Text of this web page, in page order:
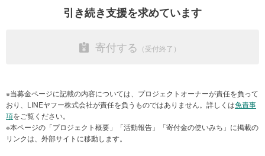
領収書に関するお問い合わせは、下記までご連絡ください。
メールアドレス：info@japanplatform.org
お問い合わせフォーム
寄付金の使い道
物資配布を行ってきました。最初は外傷患者が多かったのですが、
今は内科的な病気や地震のストレス・疲労による不調が増えてお
また、季節に対応した物資支援も行っています。例年よりも早く強
後、経済的な理由も相まって食料を受け取った方からは、「村では
食品の価格が高騰していて、買うことができません。今回のように
食べ物を支援してもらえるのは本当にありがたいです」といった言
葉も寄せられました。
引き続き支援を求めています
寄付する
※当募金ページに記載の内容については、プロジェクトオーナーが責任を負って
おり、LINEヤフー株式会社が責任を負うものではありません。詳しくは免責事
項をご覧ください。
※本ページの「プロジェクト概要」「活動報告」「寄付金の使いみち」に掲載の
リンクは、外部サイトに移動します。